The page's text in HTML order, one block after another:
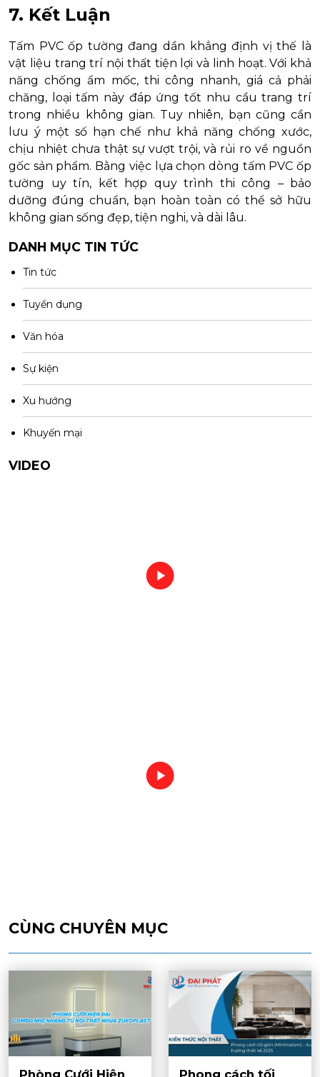
7. Kết Luận
Tấm PVC ốp tường đang dần khẳng định vị thế là
vật liệu trang trí nội thất tiện lợi và linh hoạt. Với khả
năng chống ẩm mốc, thi công nhanh, giá cả phải
chăng, loại tấm này đáp ứng tốt nhu cầu trang trí
trong nhiều không gian. Tuy nhiên, bạn cũng cần
lưu ý một số hạn chế như khả năng chống xước,
chịu nhiệt chưa thật sự vượt trội, và rủi ro về nguồn
gốc sản phẩm. Bằng việc lựa chọn dòng tấm PVC ốp
tường uy tín, kết hợp quy trình thi công – bảo
dưỡng đúng chuẩn, bạn hoàn toàn có thể sở hữu
không gian sống đẹp, tiện nghi, và dài lâu.
DANH MỤC TIN TỨC
Tin tức
Tuyển dụng
Văn hóa
Sự kiện
Xu hướng
Khuyến mại
VIDEO
CÙNG CHUYÊN MỤC
Phòng Cưới Hiện
Phong cách tối